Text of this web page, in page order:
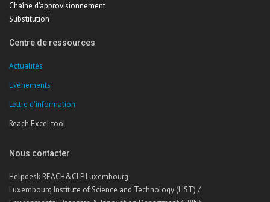
Chaîne d'approvisionnement
Substitution
Centre de ressources
Actualités
Evénements
Lettre d'information
Reach Excel tool
Nous contacter
Helpdesk REACH&CLP Luxembourg
Luxembourg Institute of Science and Technology (LIST) /